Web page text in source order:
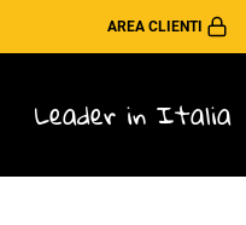
AREA CLIENTI
Leader in Italia